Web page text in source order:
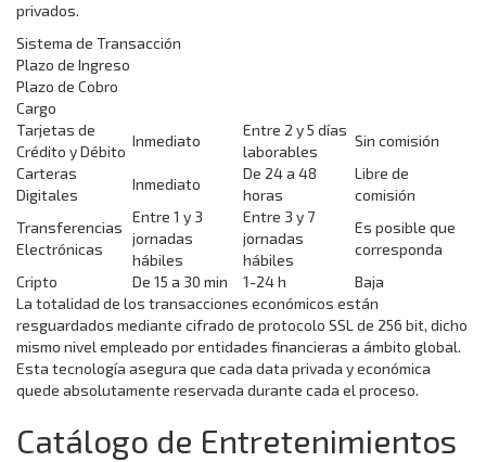
privados.
Sistema de Transacción
Plazo de Ingreso
Plazo de Cobro
Cargo
Tarjetas de
Crédito y Débito
Inmediato
Entre 2 y 5 días
laborables
Sin comisión
Carteras
Digitales
Inmediato
De 24 a 48
horas
Libre de
comisión
Transferencias
Electrónicas
Entre 1 y 3
jornadas
hábiles
Entre 3 y 7
jornadas
hábiles
Es posible que
corresponda
Cripto
De 15 a 30 min 1-24 h
Baja
La totalidad de los transacciones económicos están
resguardados mediante cifrado de protocolo SSL de 256 bit, dicho
mismo nivel empleado por entidades financieras a ámbito global.
Esta tecnología asegura que cada data privada y económica
quede absolutamente reservada durante cada el proceso.
Catálogo de Entretenimientos